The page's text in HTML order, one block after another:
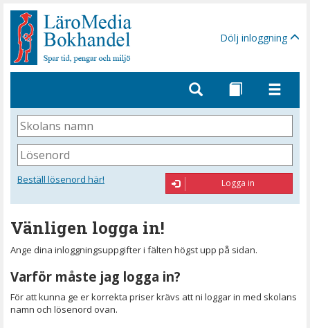
Gå
sidinnehåll
Dölj inloggning
Skolans
namn
Lösenord
Beställ lösenord här! Logga in
Vänligen logga in!
Ange dina inloggningsuppgifter i fälten högst upp på sidan.
Varför måste jag logga in?
För att kunna ge er korrekta priser krävs att ni loggar in med skolans
namn och lösenord ovan.